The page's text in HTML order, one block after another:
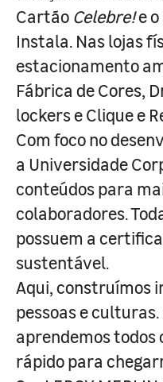
Cartão Celebre!e o
Instala. Nas lojas
estacionamento
Fábrica de Cores,
lockers e Clique e
Com foco no
a Universidade
conteúdos para
colaboradores.
possuem a
sustentável.
Aqui, construímos
pessoas e
aprendemos todos
rápido para